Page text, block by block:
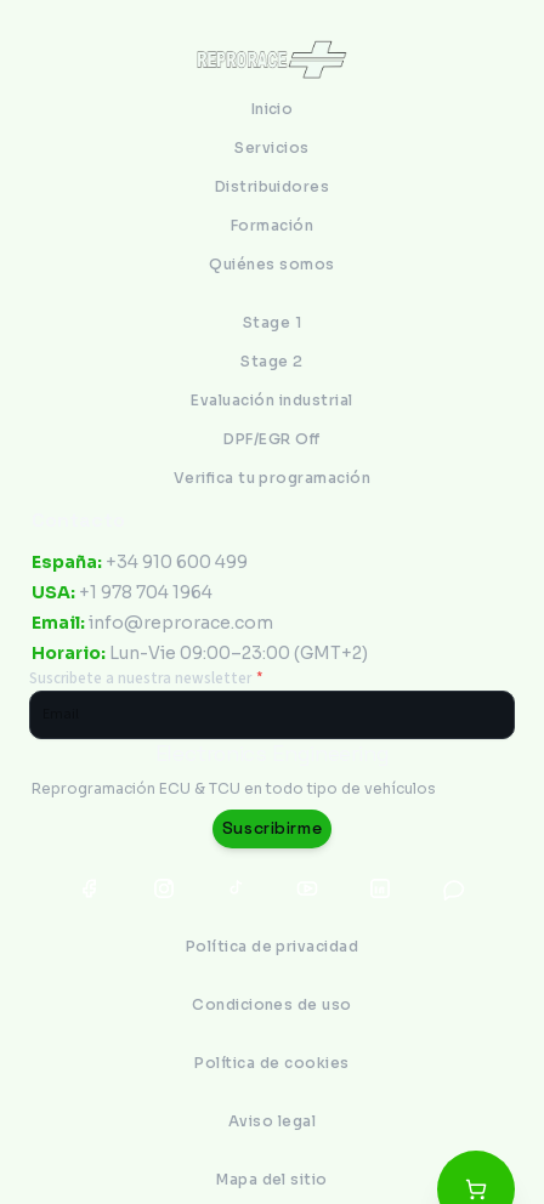
Inicio
Servicios
Distribuidores
Formación
Quiénes somos
Stage 1
Stage 2
Evaluación industrial
DPF/EGR Off
Verifica tu programación
España: +34 910 600 499
USA: +1 978 704 1964
Email:info@reprorace.com
Horario: Lun-Vie 09:00–23:00 (GMT+2)
Suscribete a nuestra newsletter *
Reprogramación ECU & TCU en todo tipo de vehículos
Suscribirme
Política de privacidad
Condiciones de uso
Política de cookies
Aviso legal
Mapa del sitio